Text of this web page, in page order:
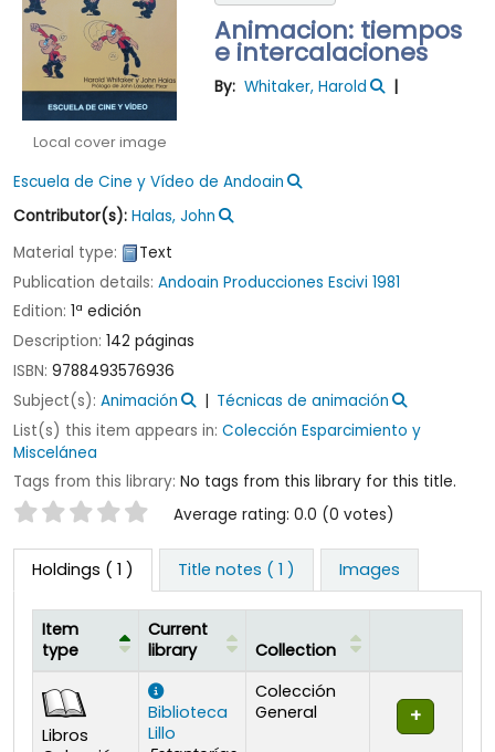
Local cover image
Animacion: tiempos
e intercalaciones
By: Whitaker, Harold
Escuela de Cine y Vídeo de Andoain
Contributor(s): Halas, John
Material type:
Text
Publication details: Andoain Producciones Escivi 1981
Edition: 1ª edición
Description: 142 páginas
ISBN: 9788493576936
Subject(s): Animación
Técnicas de animación
List(s) this item appears in: Colección Esparcimiento y
Miscelánea
Tags from this library: No tags from this library for this title.
Star ratings Average rating: 0.0 (0 votes)
Holdings ( 1 ) Title notes ( 1 ) Images
Holdings
Item
type
Current
library
Collection
Libros
Biblioteca
Lillo
Colección
General